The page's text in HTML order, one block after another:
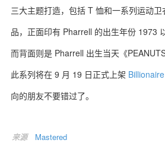
三大主题打造，包括 T 恤和一系列运动
品，正面印有 Pharrell 的出生年份 1973
而背面则是 Pharrell 出生当天《
此系列将在 9 月 19 日正式上架
向的朋友不要错过了。
来源 Mastered